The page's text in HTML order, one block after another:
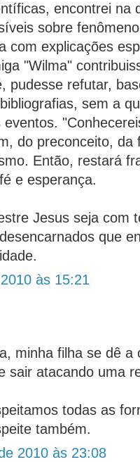
encontrei na
sobre
com explicações
"Wilma"
pudesse refutar,
sem a
do preconceito, da
Então, restará
e esperança.
Jesus seja com
que
às 15:21
minha filha se dê a
sair atacando uma
todas as
também.
2010 às 23:08